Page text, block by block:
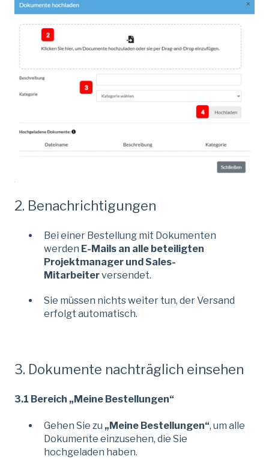
2. Benachrichtigungen
Bei einer Bestellung mit Dokumenten
werden E-Mails an alle beteiligten
Projektmanager und Sales-
Mitarbeiterversendet.
Sie müssen nichts weiter tun, der Versand
erfolgt automatisch.
3. Dokumente nachträglich einsehen
3.1 Bereich „Meine Bestellungen“
Gehen Sie zu „Meine Bestellungen“, um alle
Dokumente einzusehen, die Sie
hochgeladen haben.